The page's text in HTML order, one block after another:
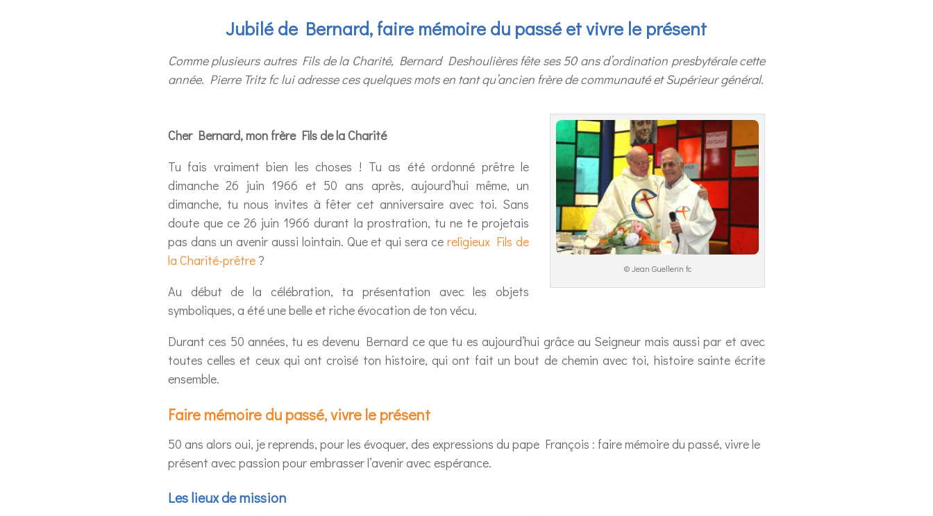
Jubilé de Bernard, faire mémoire du passé et vivre le présent
Comme plusieurs autres Fils de la Charité, Bernard Deshoulières fête ses 50 ans d’ordination presbytérale cette
année. Pierre Tritz fc lui adresse ces quelques mots en tant qu’ancien frère de communauté et Supérieur général.
© Jean Guellerin fc
Cher Bernard, mon frère Fils de la Charité
Tu fais vraiment bien les choses ! Tu as été ordonné prêtre le
dimanche 26 juin 1966 et 50 ans après, aujourd’hui même, un
dimanche, tu nous invites à fêter cet anniversaire avec toi. Sans
doute que ce 26 juin 1966 durant la prostration, tu ne te projetais
pas dans un avenir aussi lointain. Que et qui sera cereligieux Fils de
la Charité-prêtre?
Au début de la célébration, ta présentation avec les objets
symboliques, a été une belle et riche évocation de ton vécu.
Durant ces 50 années, tu es devenu Bernard ce que tu es aujourd’hui grâce au Seigneur mais aussi par et avec
toutes celles et ceux qui ont croisé ton histoire, qui ont fait un bout de chemin avec toi, histoire sainte écrite
ensemble.
Faire mémoire du passé, vivre le présent
50 ans alors oui, je reprends, pour les évoquer, des expressions du pape François : faire mémoire du passé, vivre le
présent avec passion pour embrasser l’avenir avec espérance.
Les lieux de mission